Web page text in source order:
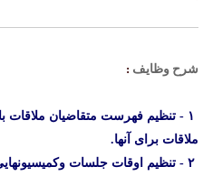
وظایف:
۱ - تنظیم فهرست متقاضیان ملاقات
برای آنها.
۲ - تنظیم اوقات جلسات